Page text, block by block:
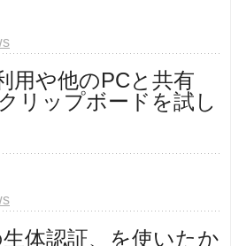
用や他のPCと共有
リップボードを試し
体認証、を使いたか